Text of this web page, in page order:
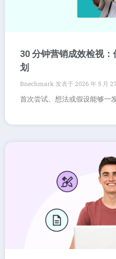
30 分钟营销成效检视
划
Bnechmark
2026 年 5 月
首次尝试、想法或假设能够一